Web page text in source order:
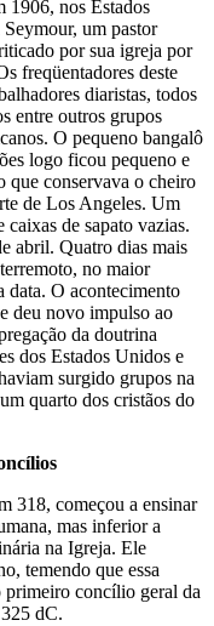
1906, nos Estados
um pastor
por sua igreja por
freqüentadores deste
diaristas, todos
entre outros grupos
O pequeno bangalô
logo ficou pequeno e
que conservava o cheiro
de Los Angeles. Um
de sapato vazias.
abril. Quatro dias mais
no maior
data. O acontecimento
deu novo impulso ao
da doutrina
dos Estados Unidos e
surgido grupos na
quarto dos cristãos do
318, começou a ensinar
mas inferior a
na Igreja. Ele
temendo que essa
primeiro concílio geral da
dC.